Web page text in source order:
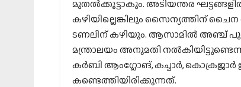
മുതല്‍ക്കൂട്ടാകും. അടിയന്തര
കഴിയില്ലെങ്കിലും സൈന്യത്തിന്
ടണലിന് കഴിയും. ആസാമില്‍ അഞ്ച്
മന്ത്രാലയം അനുമതി
കര്‍ബി ആംഗ്ലോങ്, കച്ചാര്‍, കൊക്രജാര്‍
കണ്ടെത്തിയിരിക്കുന്നത്.